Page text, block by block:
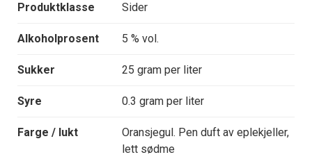
Produktklasse Sider
Alkoholprosent 5 % vol.
Sukker 25 gram per liter
Syre 0.3 gram per liter
Farge / lukt
Oransjegul. Pen duft av eplekjeller,
lett sødme